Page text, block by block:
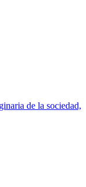
de la sociedad,